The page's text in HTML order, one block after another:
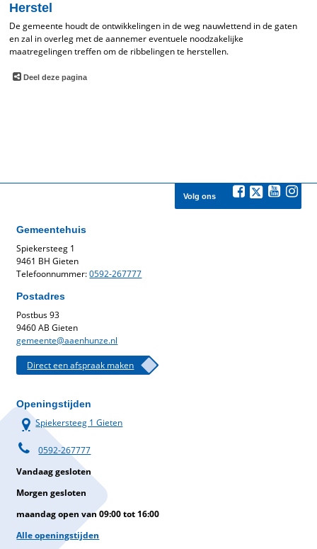
Herstel
De gemeente houdt de ontwikkelingen in de weg nauwlettend in de gaten
en zal in overleg met de aannemer eventuele noodzakelijke
maatregelingen treffen om de ribbelingen te herstellen.
Deel deze pagina
Volg ons
Gemeentehuis
Spiekersteeg 1
9461 BH Gieten
Telefoonnummer:0592-267777
Postadres
Postbus 93
9460 AB Gieten
gemeente@aaenhunze.nl
Direct een afspraak maken
Openingstijden
Spiekersteeg 1 Gieten
0592-267777
Vandaag gesloten
Morgen gesloten
maandag open van 09:00 tot 16:00
Alle openingstijden